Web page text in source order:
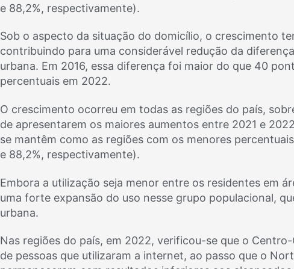
e 88,2%, respectivamente).
Sob o aspecto da situação do domicílio, o crescimento
contribuindo para uma considerável redução da
urbana. Em 2016, essa diferença foi maior do que 40
percentuais em 2022.
O crescimento ocorreu em todas as regiões do país,
de apresentarem os maiores aumentos entre 2021 e
se mantêm como as regiões com os menores
e 88,2%, respectivamente).
Embora a utilização seja menor entre os residentes em
uma forte expansão do uso nesse grupo populacional,
urbana.
Nas regiões do país, em 2022, verificou-se que o
de pessoas que utilizaram a internet, ao passo que o